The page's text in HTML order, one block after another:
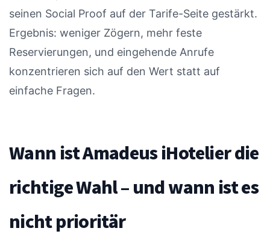
seinen Social Proof auf der Tarife-Seite gestärkt.
Ergebnis: weniger Zögern, mehr feste
Reservierungen, und eingehende Anrufe
konzentrieren sich auf den Wert statt auf
einfache Fragen.
Wann ist Amadeus iHotelier die
richtige Wahl – und wann ist es
nicht prioritär